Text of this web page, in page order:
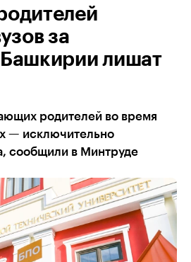
за
лишат
родителей во время
— исключительно
сообщили в Минтруде